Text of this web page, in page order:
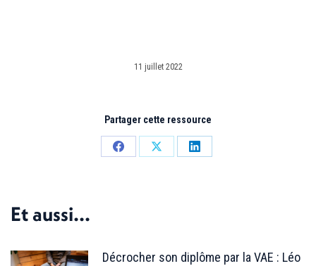
11 juillet 2022
Partager cette ressource
PartagerPartagerPartager
Et aussi...
Décrocher son diplôme par la VAE : Léo